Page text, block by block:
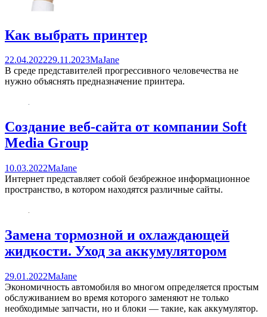
Как выбрать принтер
22.04.202229.11.2023MaJane
В среде представителей прогрессивного человечества не
нужно объяснять предназначение принтера.
Создание веб-сайта от компании Soft
Media Group
10.03.2022MaJane
Интернет представляет собой безбрежное информационное
пространство, в котором находятся различные сайты.
Замена тормозной и охлаждающей
жидкости. Уход за аккумулятором
29.01.2022MaJane
Экономичность автомобиля во многом определяется простым
обслуживанием во время которого заменяют не только
необходимые запчасти, но и блоки — такие, как аккумулятор.